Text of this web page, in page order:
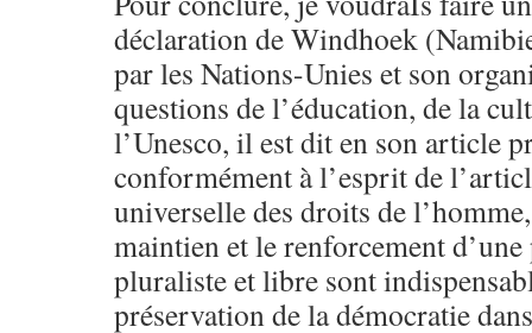
déclaration de Windhoek
par les Nations-Unies et son
questions de l’éducation, de la
l’Unesco, il est dit en son article
conformément à l’esprit de
universelle des droits de
maintien et le renforcement d’une
pluraliste et libre sont
préservation de la démocratie